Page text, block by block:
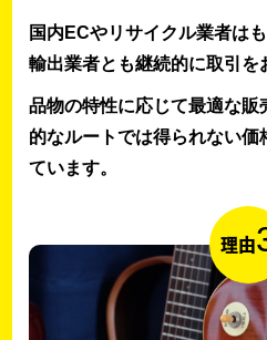
国内ECやリサイクル業者は
輸出業者とも継続的に取引を
品物の特性に応じて最適な販
的なルートでは得られない価
ています。
理由